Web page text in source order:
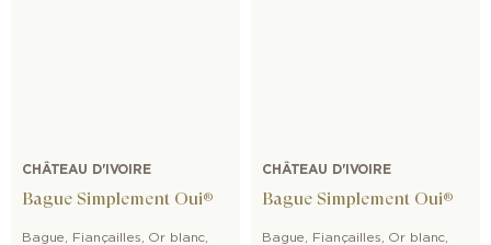
CHÂTEAU D'IVOIRE
Bague Simplement Oui®
Bague Fiançailles Or blanc
CHÂTEAU D'IVOIRE
Bague Simplement Oui®
Bague Fiançailles Or blanc